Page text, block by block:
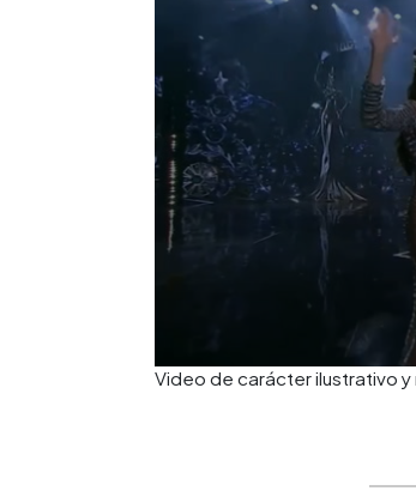
Video de carácter ilustrativo